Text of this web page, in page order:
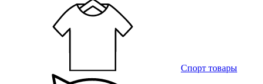
Спорт товары